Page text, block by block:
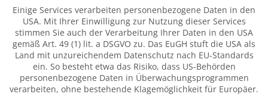
Kundenmeinungen
Blog
Leistungen
Einige Services verarbeiten personenbezogene Daten in den
USA. Mit Ihrer Einwilligung zur Nutzung dieser Services
stimmen Sie auch der Verarbeitung Ihrer Daten in den USA
gemäß Art. 49 (1) lit. a DSGVO zu. Das EuGH stuft die USA als
Land mit unzureichendem Datenschutz nach EU-Standards
ein. So besteht etwa das Risiko, dass US-Behörden
personenbezogene Daten in Überwachungsprogrammen
verarbeiten, ohne bestehende Klagemöglichkeit für Europäer.